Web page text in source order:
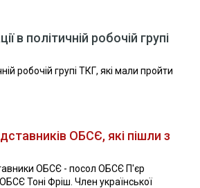
в політичній робочій групі
робочій групі ТКГ, які мали пройти
ОБСЄ, які пішли з
ОБСЄ - посол ОБСЄ П'єр
Тоні Фріш. Член української